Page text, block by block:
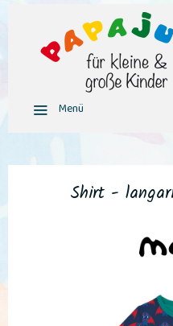
Menü
Shirt -